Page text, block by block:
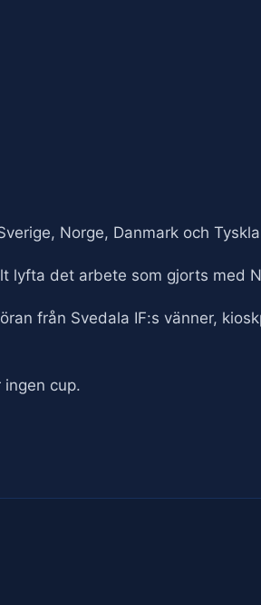
Norge, Danmark och
lyfta det arbete som gjorts med
från Svedala IF:s vänner,
cup.